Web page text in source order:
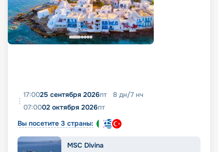
17:0025 сентября 2026пт 8 дн/7 нч
07:0002 октября 2026пт
Вы посетите 3 страны:
MSC Divina